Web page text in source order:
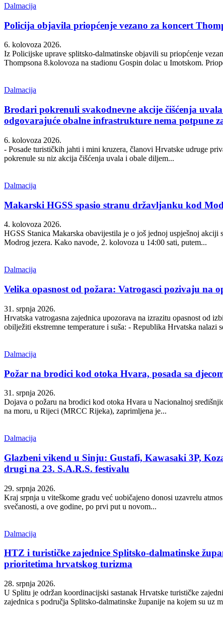
Dalmacija
Policija objavila priopćenje vezano za koncert
6. kolovoza 2026.
Iz Policijske uprave splitsko-dalmatinske objavili su priopćenje
Thompsona 8.kolovoza na stadionu Gospin dolac u Imotskom.
Dalmacija
Brodari pokrenuli svakodnevne akcije čišćenja
odgovarajuće obalne infrastrukture nema potpune
6. kolovoza 2026.
- Posade turističkih jahti i mini kruzera, članovi Hrvatske udruge
pokrenule su niz akcija čišćenja uvala i obale diljem...
Dalmacija
Makarski HGSS spasio stranu državljanku kod
4. kolovoza 2026.
HGSS Stanica Makarska obavijestila je o još jednoj uspješnoj akciji
Modrog jezera. Kako navode, 2. kolovoza u 14:00 sati, putem...
Dalmacija
Velika opasnost od požara: Vatrogasci pozivaju na
31. srpnja 2026.
Hrvatska vatrogasna zajednica upozorava na izrazitu opasnost od
obilježiti ekstremne temperature i suša: - Republika Hrvatska nalazi
Dalmacija
Požar na brodici kod otoka Hvara, posada sa
31. srpnja 2026.
Dojava o požaru na brodici kod otoka Hvara u Nacionalnoj
na moru, u Rijeci (MRCC Rijeka), zaprimljena je...
Dalmacija
Glazbeni vikend u Sinju: Gustafi, Kawasaki 3P,
drugi na 23. S.A.R.S. festivalu
29. srpnja 2026.
Kraj srpnja u viteškome gradu već uobičajeno donosi uzavrelu
svečanosti, a ove godine, po prvi put u novom...
Dalmacija
HTZ i turističke zajednice Splitsko-dalmatinske
prioritetima hrvatskog turizma
28. srpnja 2026.
U Splitu je održan koordinacijski sastanak Hrvatske turističke
zajednica s područja Splitsko-dalmatinske županije na kojem su uz